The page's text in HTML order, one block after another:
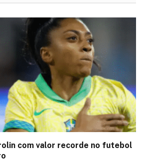
com valor recorde no futebol